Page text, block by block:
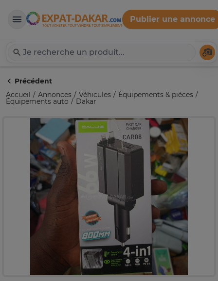
Expat-Dakar
Publier une annonce
Précédent
Accueil
Annonces Véhicules Équipements & pièces
Équipements auto Dakar